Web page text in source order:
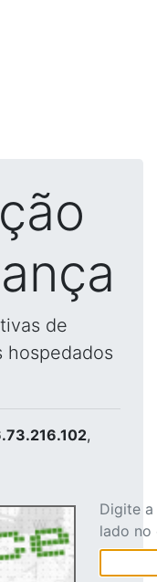
de
hospedados
,
Digite
lado no